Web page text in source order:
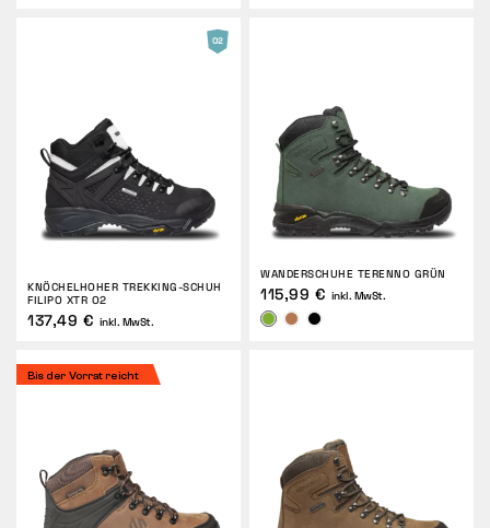
KNÖCHELHOHER TREKKING-SCHUH
FILIPO XTR O2
137,49 € inkl. MwSt.
WANDERSCHUHE TERENNO GRÜN
115,99 € inkl. MwSt.
Bis der Vorrat reicht